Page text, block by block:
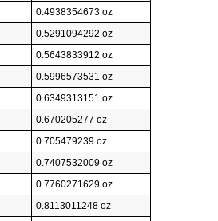
0.4938354673 oz
0.5291094292 oz
0.5643833912 oz
0.5996573531 oz
0.6349313151 oz
0.670205277 oz
0.705479239 oz
0.7407532009 oz
0.7760271629 oz
0.8113011248 oz